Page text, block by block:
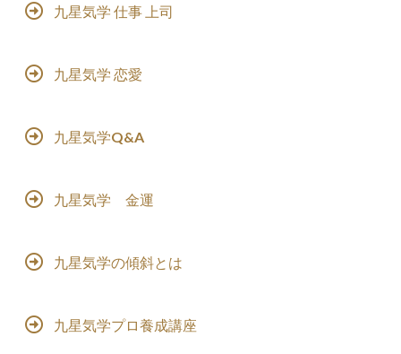
九星気学 仕事 上司
九星気学 恋愛
九星気学Q&A
九星気学 金運
九星気学の傾斜とは
九星気学プロ養成講座